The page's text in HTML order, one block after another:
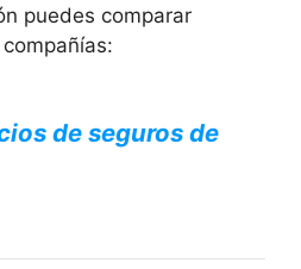
puedes comparar
de seguros de